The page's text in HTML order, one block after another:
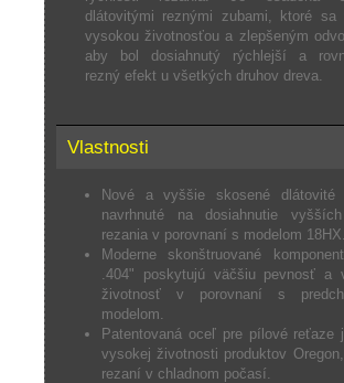
dlátovitými reznými zubami, ktoré sa
vysokou životnosťou a zlepšeným
aby bol dosiahnutý rýchlejší a
rezný efekt u všetkých druhov dreva.
Vlastnosti
Nové a vyššie skosené dlátovité
navrhnuté na dosiahnutie
rezania v porovnaní s modelom 18HX.
Moderne skonštruované
.404" poskytujú väčšiu pevnosť a
životnosť v porovnaní s
modelom.
Patentovaná oceľ pre pílové reťaze
vysokej životnosti produktov
rezaní v chladnom počasí.